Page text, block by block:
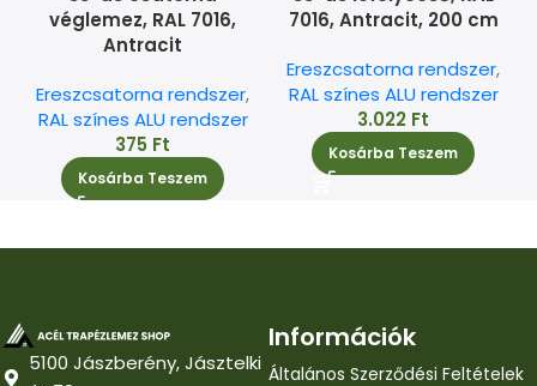
véglemez, RAL 7016,
Antracit
Ereszcsatorna rendszer,
RAL színes ALU rendszer
375 Ft
Kosárba Teszem
7016, Antracit, 200 cm
Ereszcsatorna rendszer,
RAL színes ALU rendszer
3.022 Ft
Kosárba Teszem
5100 Jászberény, Jásztelki
Információk
Általános Szerződési Feltételek